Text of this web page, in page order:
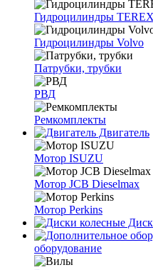
Гидроцилиндры TEREX
Гидроцилиндры Volvo
Патрубки, трубки
РВД
Ремкомплекты
Двигатель
Мотор ISUZU
Мотор JCB Dieselmax
Мотор Perkins
оборудование